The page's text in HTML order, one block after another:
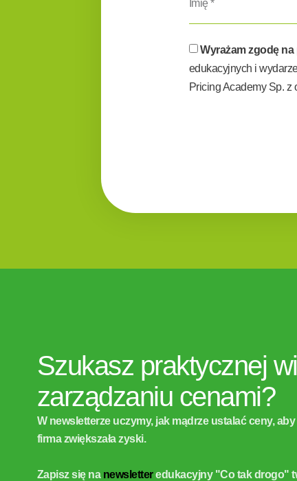
Wyrażam zgodę
edukacyjnych i
Pricing Academy Sp. z
Szukasz praktycznej
zarządzaniu cenami?
W newsletterze uczymy, jak mądrze ustalać ceny,
firma zwiększała zyski.
Zapisz się na newsletteredukacyjny "Co tak drogo"